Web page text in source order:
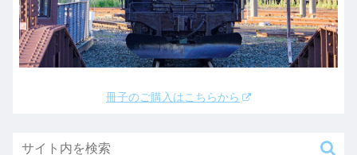
冊子のご購入はこちらから